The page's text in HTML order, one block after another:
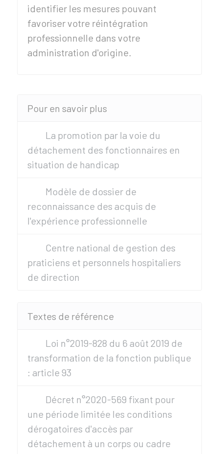
identifier les mesures pouvant
favoriser votre réintégration
professionnelle dans votre
administration d'origine.
Pour en savoir plus
La promotion par la voie du
détachement des fonctionnaires en
situation de handicap
Modèle de dossier de
reconnaissance des acquis de
l'expérience professionnelle
Centre national de gestion des
praticiens et personnels hospitaliers
de direction
Textes de référence
Loi n°2019-828 du 6 août 2019 de
transformation de la fonction publique
: article 93
Décret n°2020-569 fixant pour
une période limitée les conditions
dérogatoires d'accès par
détachement à un corps ou cadre